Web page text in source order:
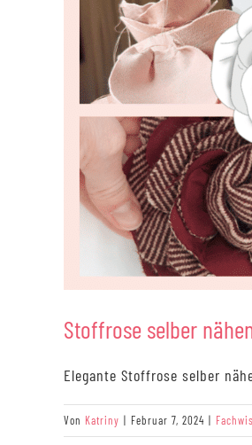
Stoffrose selber
Elegante Stoffrose selber
Von Katriny | Februar 7, 2024 |